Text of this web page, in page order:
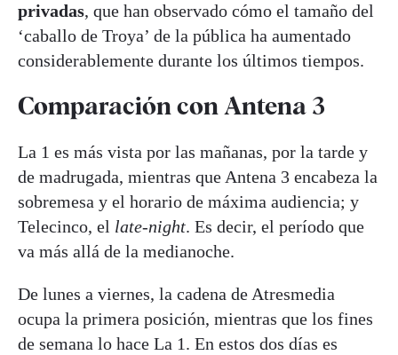
privadas, que han observado cómo el tamaño del
‘caballo de Troya’ de la pública ha aumentado
considerablemente durante los últimos tiempos.
Comparación con Antena 3
La 1 es más vista por las mañanas, por la tarde y
de madrugada, mientras que Antena 3 encabeza la
sobremesa y el horario de máxima audiencia; y
Telecinco, el late-night. Es decir, el período que
va más allá de la medianoche.
De lunes a viernes, la cadena de Atresmedia
ocupa la primera posición, mientras que los fines
de semana lo hace La 1. En estos dos días es